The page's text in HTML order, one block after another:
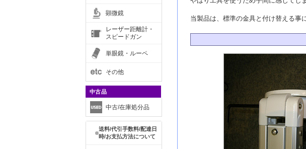
顕微鏡
レーザー距離計・
スピードガン
単眼鏡・ルーペ
その他
中古品
中古/在庫処分品
送料/代引手数料/配達日
時/お支払方法について
当製品は、標準の金具と付け替える事